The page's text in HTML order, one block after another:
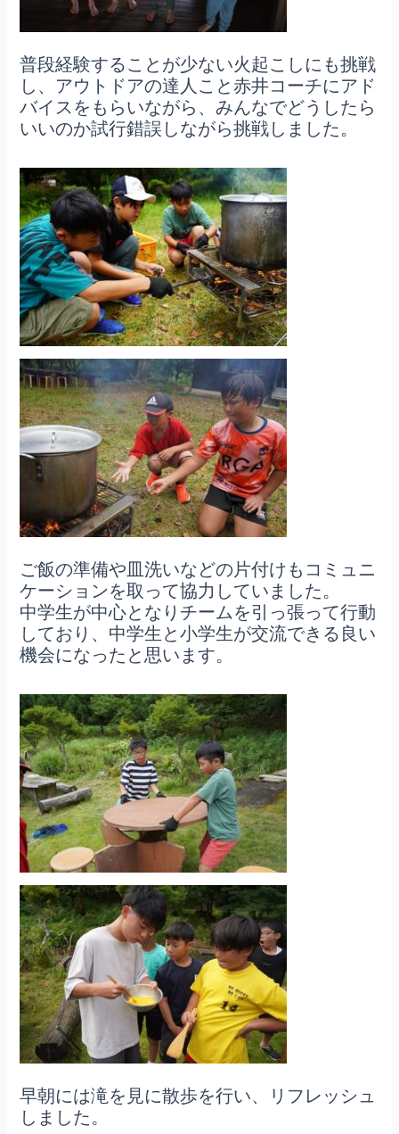
普段経験することが少ない火起こしにも挑戦
し、アウトドアの達人こと赤井コーチにアド
バイスをもらいながら、みんなでどうしたら
いいのか試行錯誤しながら挑戦しました。
ご飯の準備や皿洗いなどの片付けもコミュニ
ケーションを取って協力していました。
中学生が中心となりチームを引っ張って行動
しており、中学生と小学生が交流できる良い
機会になったと思います。
早朝には滝を見に散歩を行い、リフレッシュ
しました。